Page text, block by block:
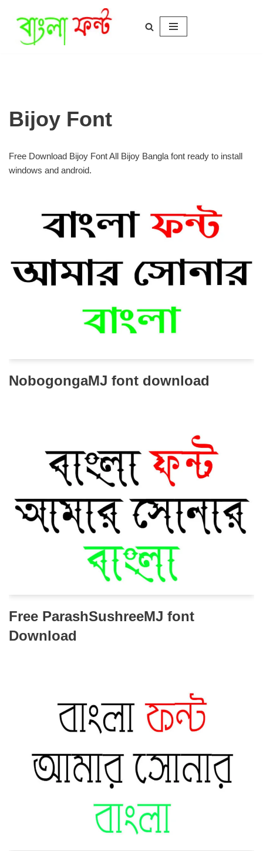
Skip
Bijoy Font
Free Download Bijoy Font All Bijoy Bangla font ready to install
windows and android.
NobogongaMJ font download
Free ParashSushreeMJ font
Download